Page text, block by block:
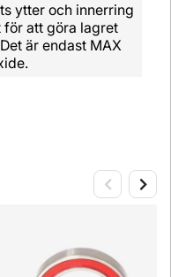
ytter och innerring
för att göra lagret
är endast MAX